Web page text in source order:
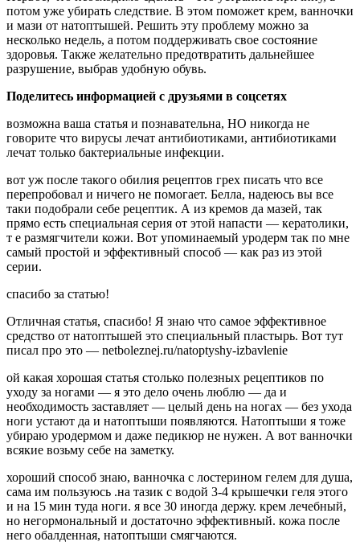
потом уже убирать следствие. В этом поможет крем, ванночки
и мази от натоптышей. Решить эту проблему можно за
несколько недель, а потом поддерживать свое состояние
здоровья. Также желательно предотвратить дальнейшее
разрушение, выбрав удобную обувь.
Поделитесь информацией с друзьями в соцсетях
возможна ваша статья и познавательна, НО никогда не
говорите что вирусы лечат антибиотиками, антибиотиками
лечат только бактериальные инфекции.
вот уж после такого обилия рецептов грех писать что все
перепробовал и ничего не помогает. Белла, надеюсь вы все
таки подобрали себе рецептик. А из кремов да мазей, так
прямо есть специальная серия от этой напасти — кератолики,
т е размягчители кожи. Вот упоминаемый уродерм так по мне
самый простой и эффективный способ — как раз из этой
серии.
спасибо за статью!
Отличная статья, спасибо! Я знаю что самое эффективное
средство от натоптышей это специальный пластырь. Вот тут
писал про это — netboleznej.ru/natoptyshy-izbavlenie
ой какая хорошая статья столько полезных рецептиков по
уходу за ногами — я это дело очень люблю — да и
необходимость заставляет — целый день на ногах — без ухода
ноги устают да и натоптыши появляются. Натоптыши я тоже
убираю уродермом и даже педикюр не нужен. А вот ванночки
всякие возьму себе на заметку.
хороший способ знаю, ванночка с лостерином гелем для душа,
сама им пользуюсь .на тазик с водой 3-4 крышечки геля этого
и на 15 мин туда ноги. я все 30 иногда держу. крем лечебный,
но негормональный и достаточно эффективный. кожа после
него обалденная, натоптыши смягчаются.